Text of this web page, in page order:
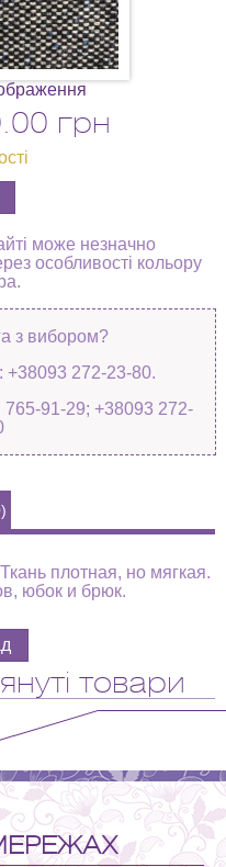
грн
може незначно
особливості кольору
з вибором?
+38093 272-23-80.
91-29; +38093 272-
плотная, но мягкая.
юбок и брюк.
товари